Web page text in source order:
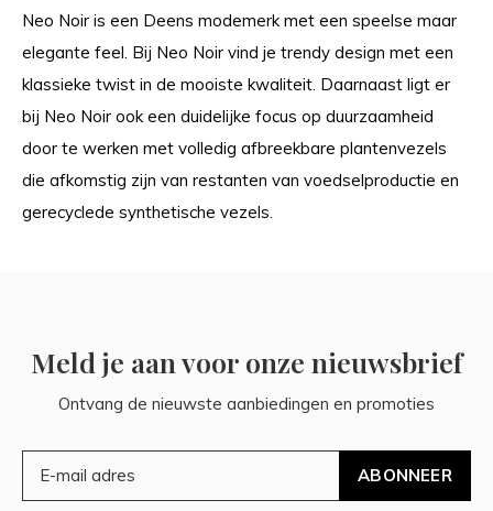
Neo Noir is een Deens modemerk met een speelse maar
elegante feel. Bij Neo Noir vind je trendy design met een
klassieke twist in de mooiste kwaliteit. Daarnaast ligt er
bij Neo Noir ook een duidelijke focus op duurzaamheid
door te werken met volledig afbreekbare plantenvezels
die afkomstig zijn van restanten van voedselproductie en
gerecyclede synthetische vezels.
Meld je aan voor onze nieuwsbrief
Ontvang de nieuwste aanbiedingen en promoties
ABONNEER